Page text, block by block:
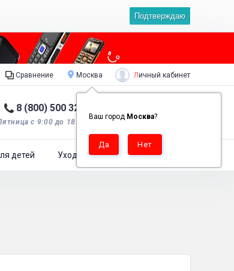
Подтверждаю
Сравнение Москва
Ваш город Москва?
Личный кабинет
8 (800) 500 32 90
с 9:00 до 18:00*.
0 Корзина пуста
детей Уход за одеждой